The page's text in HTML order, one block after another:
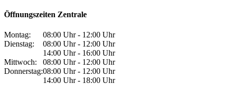
Öffnungszeiten Zentrale
Montag:
08:00 Uhr - 12:00 Uhr
Dienstag:
08:00 Uhr - 12:00 Uhr
14:00 Uhr - 16:00 Uhr
Mittwoch:
08:00 Uhr - 12:00 Uhr
Donnerstag:08:00 Uhr - 12:00 Uhr
14:00 Uhr - 18:00 Uhr